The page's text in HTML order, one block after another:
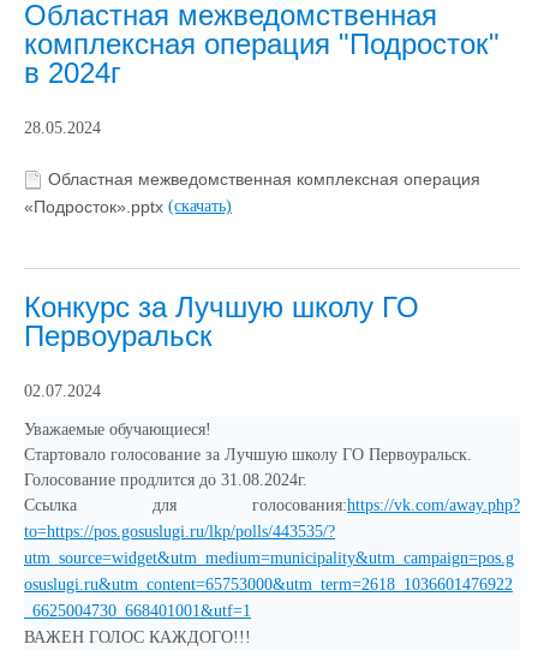
Областная межведомственная
комплексная операция "Подросток"
в 2024г
28.05.2024
Областная межведомственная комплексная операция
«Подросток».pptx (скачать)
Конкурс за Лучшую школу ГО
Первоуральск
02.07.2024
Уважаемые обучающиеся!
Стартовало голосование за Лучшую школу ГО Первоуральск.
Голосование продлится до 31.08.2024г.
Ссылка для голосования:https://vk.com/away.php?
to=https://pos.gosuslugi.ru/lkp/polls/443535/?
utm_source=widget&utm_medium=municipality&utm_campaign=pos.g
osuslugi.ru&utm_content=65753000&utm_term=2618_1036601476922
_6625004730_668401001&utf=1
ВАЖЕН ГОЛОС КАЖДОГО!!!